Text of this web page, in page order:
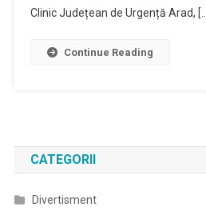
Clinic Județean de Urgență Arad, […]
Continue Reading
CATEGORII
Divertisment